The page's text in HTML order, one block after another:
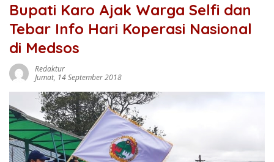
Bupati Karo Ajak Warga Selfi dan
Tebar Info Hari Koperasi Nasional
di Medsos
Redaktur
Jumat, 14 September 2018